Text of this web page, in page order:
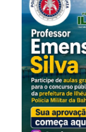
FUTEBOL
12/08/
ENTREVISTA:
executivo de
Barcelona
Elias